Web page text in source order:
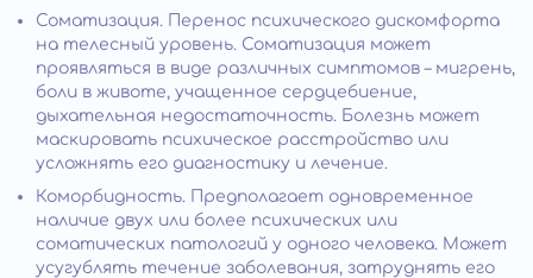
Соматизация. Перенос психического дискомфорта
на телесный уровень. Соматизация может
проявляться в виде различных симптомов – мигрень,
боли в животе, учащенное сердцебиение,
дыхательная недостаточность. Болезнь может
маскировать психическое расстройство или
усложнять его диагностику и лечение.
Коморбидность. Предполагает одновременное
наличие двух или более психических или
соматических патологий у одного человека. Может
усугублять течение заболевания, затруднять его